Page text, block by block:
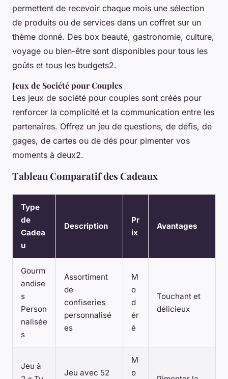
permettent de recevoir chaque mois une sélection
de produits ou de services dans un coffret sur un
thème donné. Des box beauté, gastronomie, culture,
voyage ou bien-être sont disponibles pour tous les
goûts et tous les budgets2.
Jeux de Société pour Couples
Les jeux de société pour couples sont créés pour
renforcer la complicité et la communication entre les
partenaires. Offrez un jeu de questions, de défis, de
gages, de cartes ou de dés pour pimenter vos
moments à deux2.
Tableau Comparatif des Cadeaux
Type
de
Cadea
u
Description
Pr
ix
Avantages
Gourm
andise
s
Person
nalisée
s
Assortiment
de
confiseries
personnalisé
es
M
o
d
ér
é
Touchant et
délicieux
Jeu à
Jeu avec 52
M
o